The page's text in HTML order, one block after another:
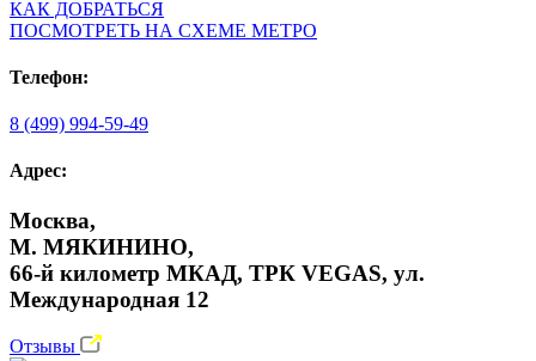
КАК ДОБРАТЬСЯ
ПОСМОТРЕТЬ НА СХЕМЕ МЕТРО
Телефон:
8 (499) 994-59-49
Адрес:
Москва,
М. МЯКИНИНО,
66-й километр МКАД, ТРК VEGAS, ул.
Международная 12
Отзывы